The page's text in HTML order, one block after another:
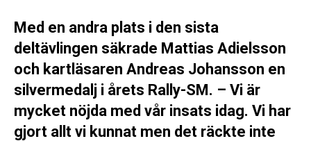
Med en andra plats i den sista
deltävlingen säkrade Mattias Adielsson
och kartläsaren Andreas Johansson en
silvermedalj i årets Rally-SM. – Vi är
mycket nöjda med vår insats idag. Vi har
gjort allt vi kunnat men det räckte inte